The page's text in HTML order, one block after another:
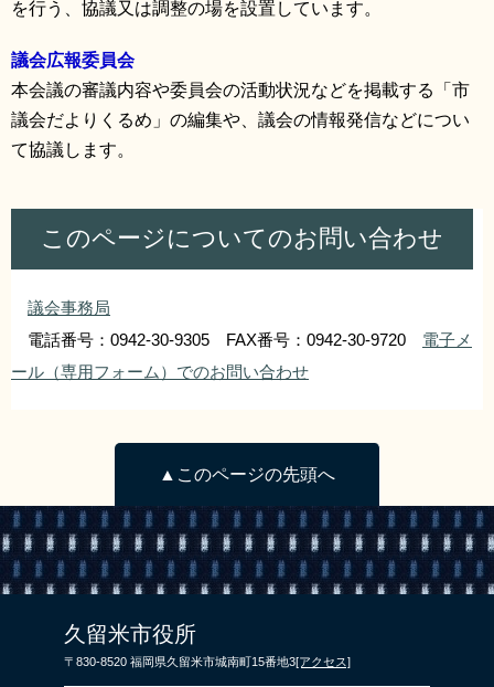
を行う、協議又は調整の場を設置しています。
議会広報委員会
本会議の審議内容や委員会の活動状況などを掲載する「市
議会だよりくるめ」の編集や、議会の情報発信などについ
て協議します。
このページについてのお問い合わせ
議会事務局
電話番号：0942-30-9305 FAX番号：0942-30-9720 電子メ
ール（専用フォーム）でのお問い合わせ
▲このページの先頭へ
久留米市役所
〒830-8520 福岡県久留米市城南町15番地3[アクセス]